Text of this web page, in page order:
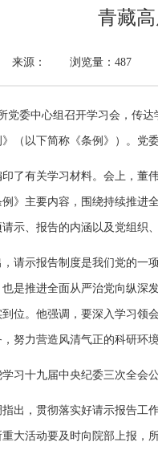
青藏
来源： 浏览量：487
委中心组召开学习会，传达
（以下简称《条例》）。党
有关学习材料。会上，董伟
》主要内容，围绕持续推进
示、报告的内涵以及党组织
示报告制度是我们党的一项
是推进全面从严治党向纵深
位。他强调，要深入学习领
努力营造风清气正的科研环
十九届中央纪委三次全会公
，贯彻落实好请示报告工作
大活动要及时向院部上报，